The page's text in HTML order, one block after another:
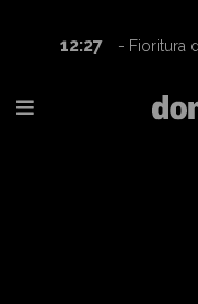
12:27
- Fioritura di